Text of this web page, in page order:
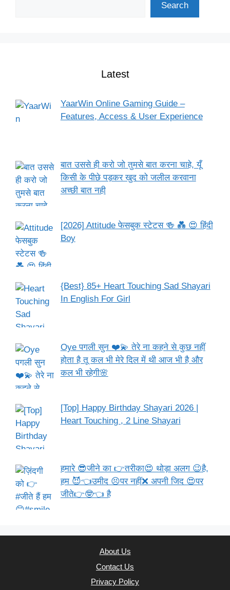
Search
Latest
YaarWin Online Gaming Guide –
Features, Access & User Experience
बात उससे ही करो जो तुमसे बात करना चाहे, यूँ
किसी के पीछे पड़कर खुद को जलील करवाना
अच्छी बात नही
[2026] Attitude फेसबुक स्टेटस 🍻 💑 😍 हिंदी
Boy
{Best} 85+ Heart Touching Sad Shayari
In English For Girl
Oye पगली सुन ❤️💫 तेरे ना कहने से कुछ नहीं
होता है तू कल भी मेरे दिल में थी आज भी है और
कल भी रहेगी🌸
[Top] Happy Birthday Shayari 2026 |
Heart Touching , 2 Line Shayari
हमारे 😎जीने का 👉तरीका😍 थोड़ा अलग 😉है,
हम 😈👈उमीद 😣पर नहीं❌ अपनी जिद 😍पर
जीते👉🤓👈 है
About Us
Contact Us
Privacy Policy